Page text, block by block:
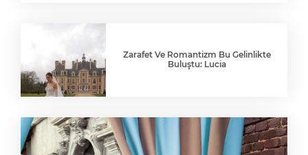
Zarafet Ve Romantizm Bu Gelinlikte
Buluştu: Lucia